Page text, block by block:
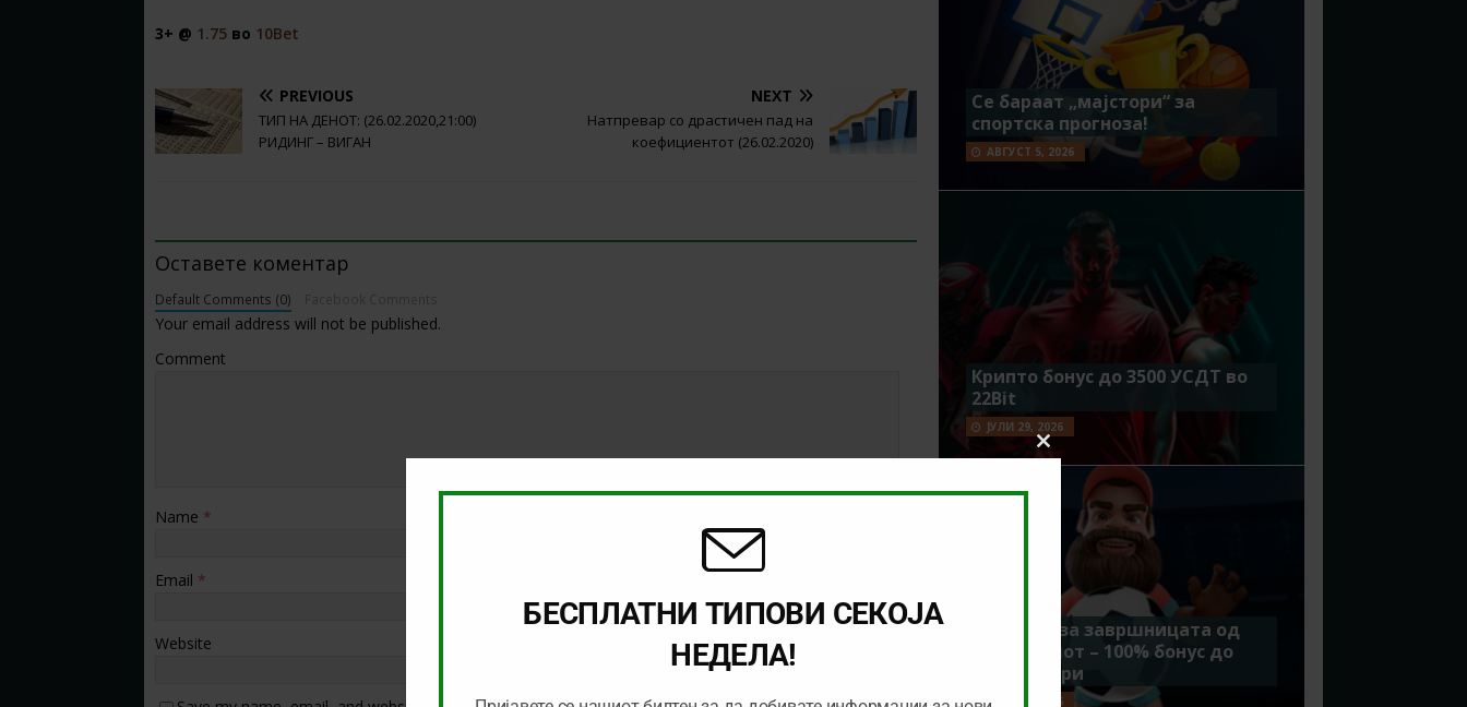
3+ @ 1.75 во 10Bet
PREVIOUS
ТИП НА ДЕНОТ: (26.02.2020,21:00)
РИДИНГ – ВИГАН
NEXT
Натпревар со драстичен пад на
коефициентот (26.02.2020)
Оставете коментар
Default Comments (0)
Your email address will not be published.
Comment
Name *
Email *
Website
Се бараат „мајстори“ за
спортска прогноза!
АВГУСТ 5, 2026
Крипто бонус до 3500 УСДТ во
22Bit
ЈУЛИ 29, 2026
Идеално за завршницата од
Мундијалот – 100% бонус до
7500 денари
ЈУЛИ 15, 2026
Close
this
module
БЕСПЛАТНИ ТИПОВИ СЕКОЈА
НЕДЕЛА!